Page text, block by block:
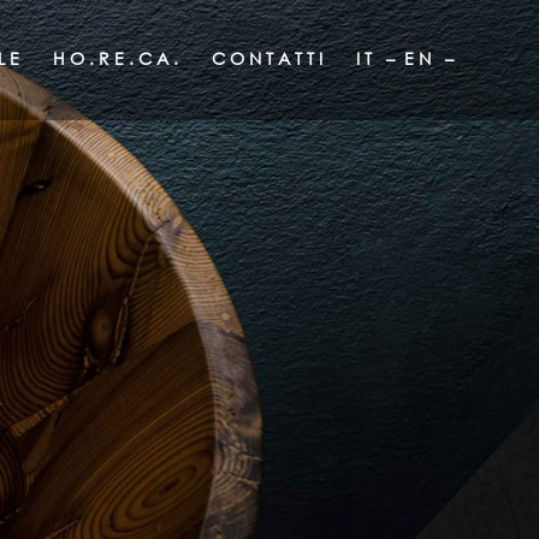
HO.RE.CA. CONTATTI IT – EN –